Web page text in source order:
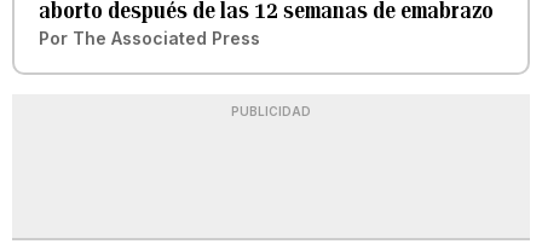
aborto después de las 12 semanas de emabrazo
Por The Associated Press
PUBLICIDAD